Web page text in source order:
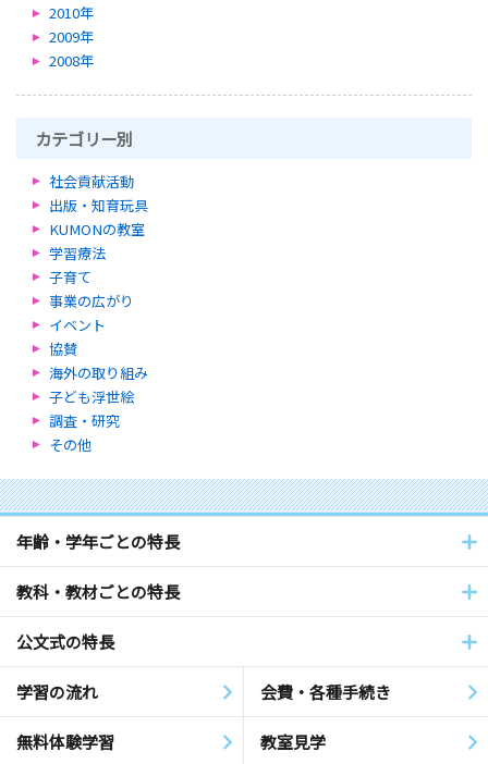
2010年
2009年
2008年
カテゴリー別
社会貢献活動
出版・知育玩具
KUMONの教室
学習療法
子育て
事業の広がり
イベント
協賛
海外の取り組み
子ども浮世絵
調査・研究
その他
年齢・学年ごとの特長
教科・教材ごとの特長
公文式の特長
学習の流れ 会費・各種手続き
無料体験学習 教室見学